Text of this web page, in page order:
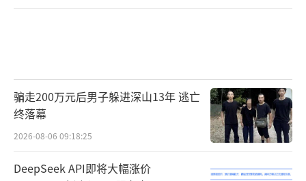
骗走200万元后男子躲进深山13年 逃亡
终落幕
2026-08-06 09:18:25
DeepSeek API即将大幅涨价